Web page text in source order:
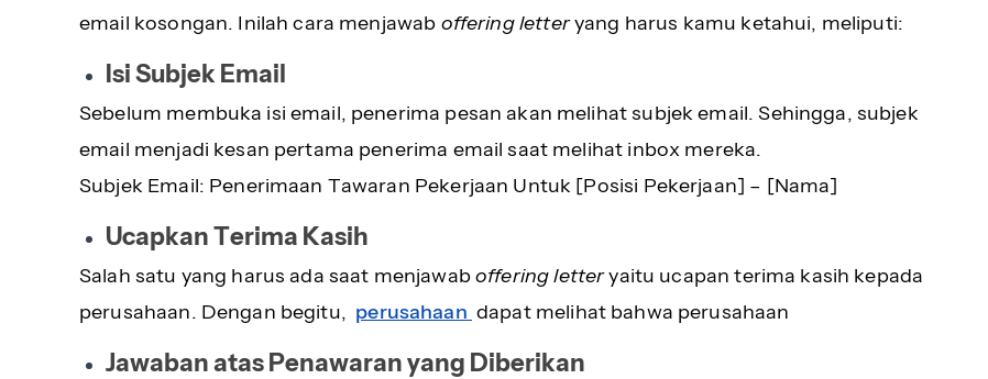
email kosongan. Inilah cara menjawab offering letteryang harus kamu ketahui, meliputi:
Isi Subjek Email
Sebelum membuka isi email, penerima pesan akan melihat subjek email. Sehingga, subjek
email menjadi kesan pertama penerima email saat melihat inbox mereka.
Subjek Email: Penerimaan Tawaran Pekerjaan Untuk [Posisi Pekerjaan] – [Nama]
Ucapkan Terima Kasih
Salah satu yang harus ada saat menjawaboffering letteryaitu ucapan terima kasih kepada
perusahaan. Dengan begitu, perusahaan dapat melihat bahwa perusahaan
Jawaban atas Penawaran yang Diberikan